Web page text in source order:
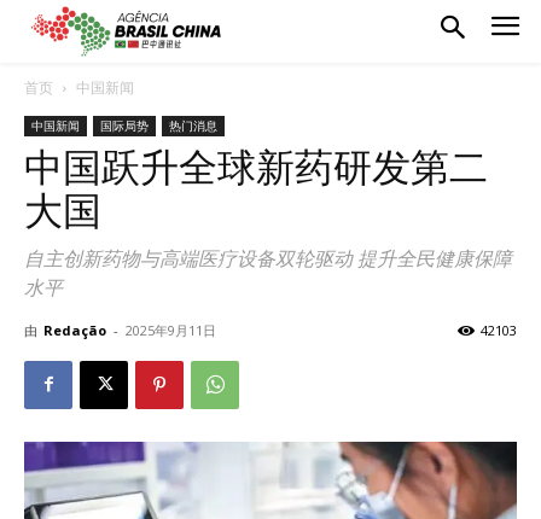
首页 中国新闻
中国新闻 国际局势 热门消息
中国跃升全球新药研发第二
大国
自主创新药物与高端医疗设备双轮驱动 提升全民健康保障
水平
由 Redação - 2025年9月11日 42103